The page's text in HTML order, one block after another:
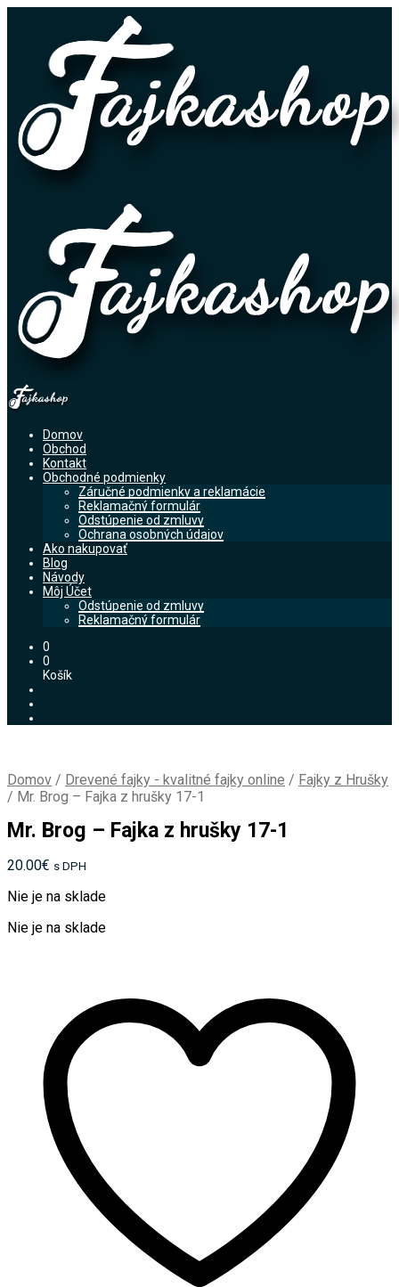
Domov
Obchod
Kontakt
Obchodné podmienky
Záručné podmienky a reklamácie
Reklamačný formulár
Odstúpenie od zmluvy
Ochrana osobných údajov
Ako nakupovať
Blog
Návody
Môj Účet
Odstúpenie od zmluvy
Reklamačný formulár
0
0
Košík
Domov / Drevené fajky - kvalitné fajky online / Fajky z Hrušky
/ Mr. Brog – Fajka z hrušky 17-1
Mr. Brog – Fajka z hrušky 17-1
20.00€ s DPH
Nie je na sklade
Nie je na sklade